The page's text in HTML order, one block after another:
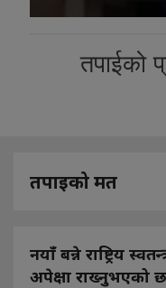
तपाईको
तपाइको मत
नयाँ बन्ने राष्ट्रिय
अपेक्षा राख्नुभएको